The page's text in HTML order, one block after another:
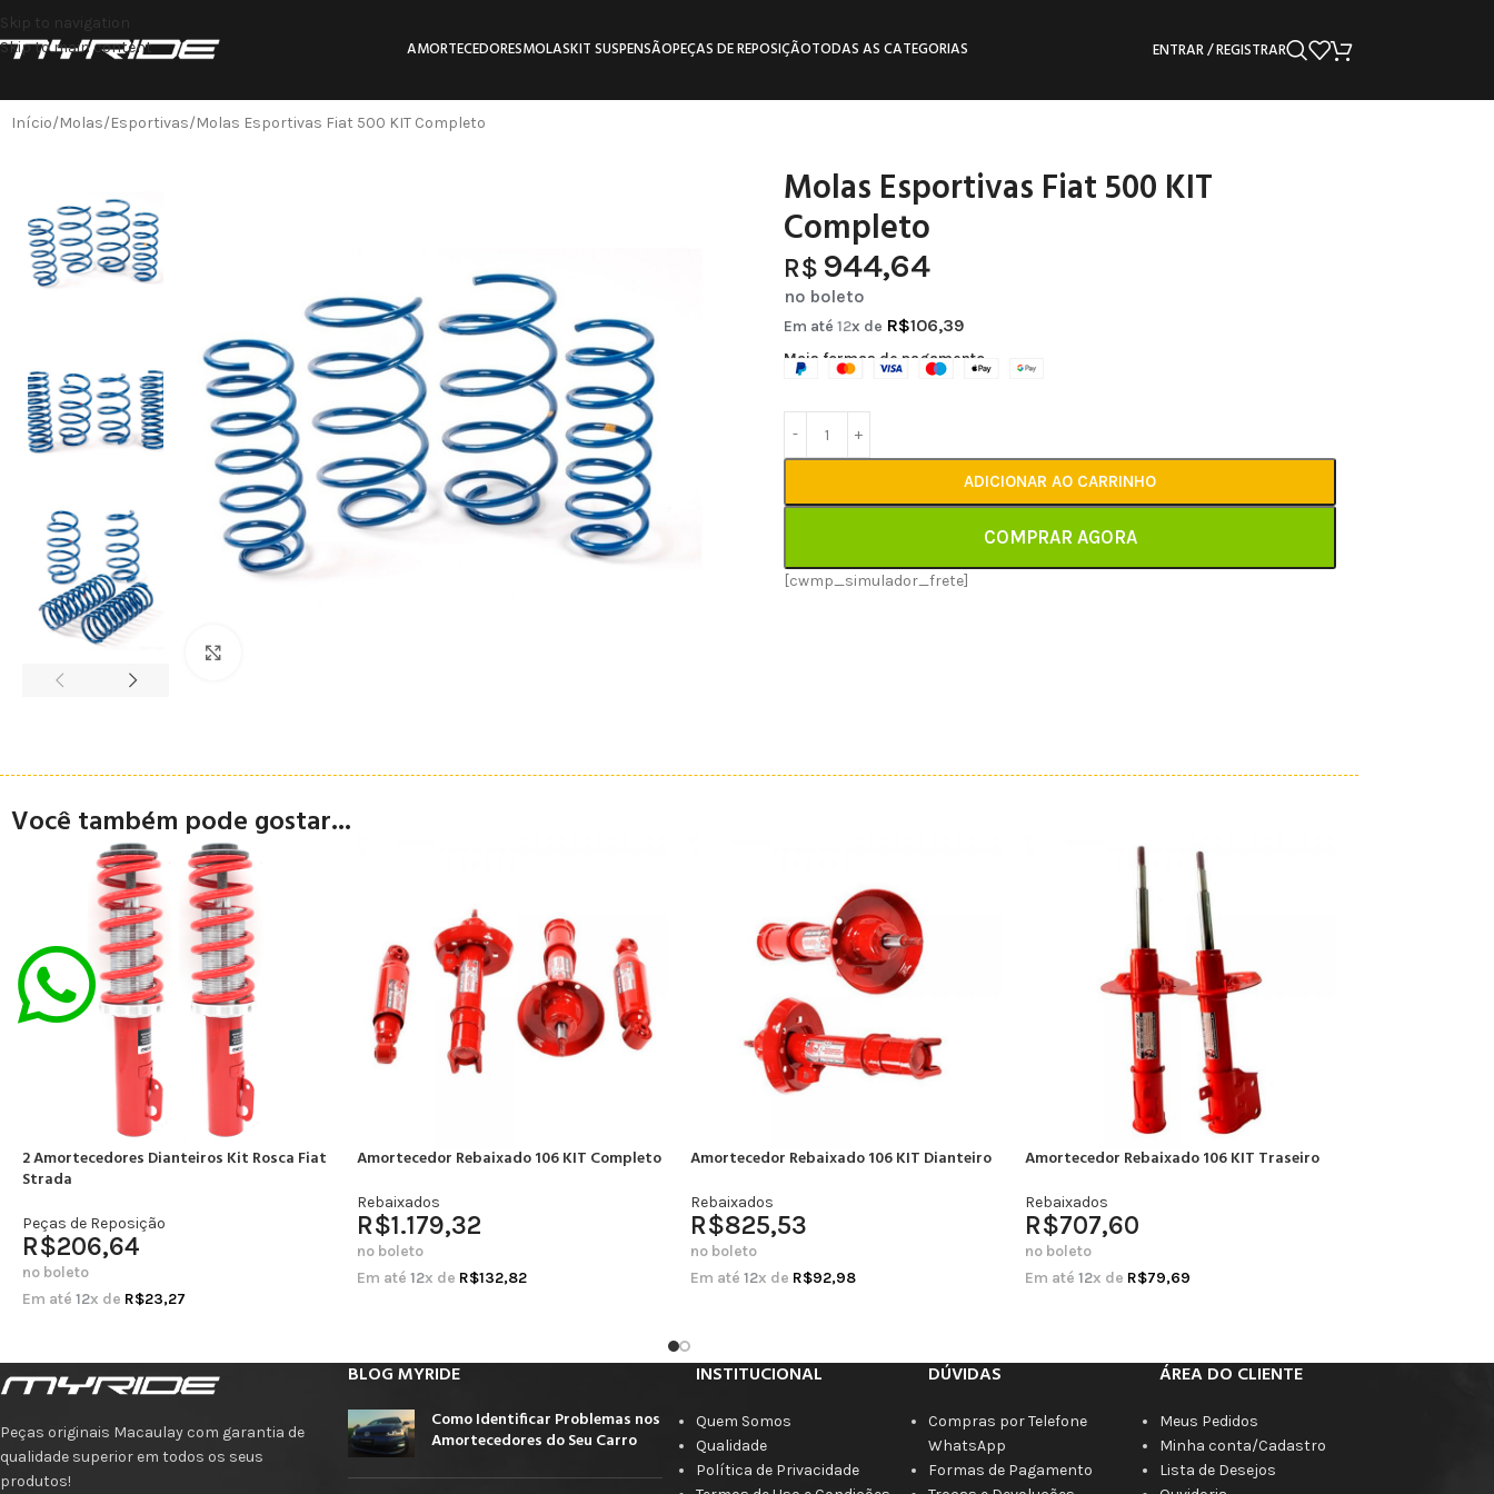
Skip to navigation
Skip to main content
AMORTECEDORESMOLASKIT SUSPENSÃOPEÇAS DE REPOSIÇÃOTODAS AS CATEGORIAS ENTRAR / REGISTRAR
Início Molas Esportivas Molas Esportivas Fiat 500 KIT Completo
Molas Esportivas Fiat 500 KIT
Completo
R$ 944,64
no boleto
Em até12x de R$106,39
Mais formas de pagamento
ADICIONAR AO CARRINHO
COMPRAR AGORA
[cwmp_simulador_frete]
Você também pode gostar...
2 Amortecedores Dianteiros Kit Rosca Fiat
Strada
Peças de Reposição
R$206,64
no boleto
Em até 12x de R$23,27
Amortecedor Rebaixado 106 KIT Completo
Rebaixados
R$1.179,32
no boleto
Em até 12x de R$132,82
Amortecedor Rebaixado 106 KIT Dianteiro
Rebaixados
R$825,53
no boleto
Em até 12x de R$92,98
Amortecedor Rebaixado 106 KIT Traseiro
Rebaixados
R$707,60
no boleto
Em até 12x de R$79,69
Peças originais Macaulay com garantia de
qualidade superior em todos os seus
produtos!
BLOG MYRIDE
Como Identificar Problemas nos
Amortecedores do Seu Carro
INSTITUCIONAL
Quem Somos
Qualidade
Política de Privacidade
DÚVIDAS
Compras por Telefone
WhatsApp
Formas de Pagamento
ÁREA DO CLIENTE
Meus Pedidos
Minha conta/Cadastro
Lista de Desejos